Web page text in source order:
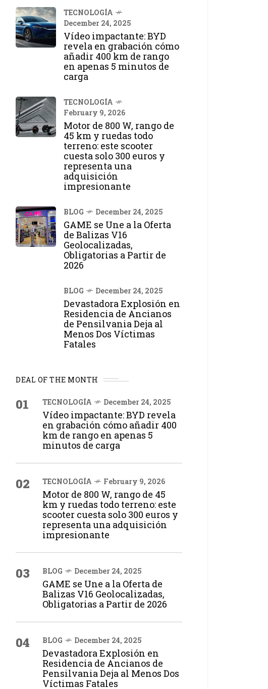
TECNOLOGÍA
December 24, 2025
Vídeo impactante: BYD
revela en grabación cómo
añadir 400 km de rango
en apenas 5 minutos de
carga
TECNOLOGÍA
February 9, 2026
Motor de 800 W, rango de
45 km y ruedas todo
terreno: este scooter
cuesta solo 300 euros y
representa una
adquisición
impresionante
BLOG December 24, 2025
GAME se Une a la Oferta
de Balizas V16
Geolocalizadas,
Obligatorias a Partir de
2026
BLOG December 24, 2025
Devastadora Explosión en
Residencia de Ancianos
de Pensilvania Deja al
Menos Dos Víctimas
Fatales
DEAL OF THE MONTH
01 TECNOLOGÍA December 24, 2025
Vídeo impactante: BYD revela
en grabación cómo añadir 400
km de rango en apenas 5
minutos de carga
02 TECNOLOGÍA February 9, 2026
Motor de 800 W, rango de 45
km y ruedas todo terreno: este
scooter cuesta solo 300 euros y
representa una adquisición
impresionante
03 BLOG December 24, 2025
GAME se Une a la Oferta de
Balizas V16 Geolocalizadas,
Obligatorias a Partir de 2026
04 BLOG December 24, 2025
Devastadora Explosión en
Residencia de Ancianos de
Pensilvania Deja al Menos Dos
Víctimas Fatales